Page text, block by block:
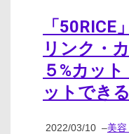
「
リンク・
５%カッ
ットでき
2022/03/10 –美